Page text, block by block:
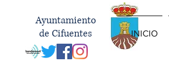
Ayuntamiento
de Cifuentes
INICIO